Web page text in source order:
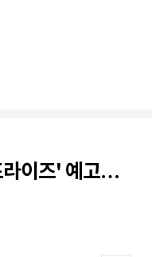
라이즈' 예고…